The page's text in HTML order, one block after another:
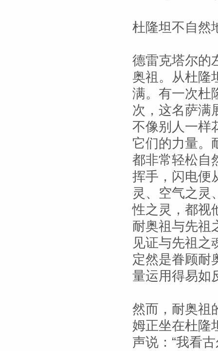
杜隆坦不自然
德雷克塔尔的
奥祖。从杜隆
满。有一次杜
次，这名萨满
不像别人一样
它们的力量。
都非常轻松自
挥手，闪电便
灵、空气之灵
性之灵，都视
耐奥祖与先祖
见证与先祖之
定然是眷顾耐
量运用得易如
然而，耐奥祖
姆正坐在杜隆
声说：“我看